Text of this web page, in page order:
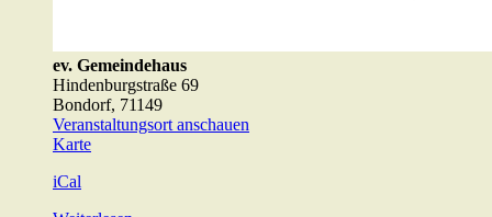
ev. Gemeindehaus
Hindenburgstraße 69
Bondorf, 71149
Veranstaltungsort anschauen
Karteev.
iCal